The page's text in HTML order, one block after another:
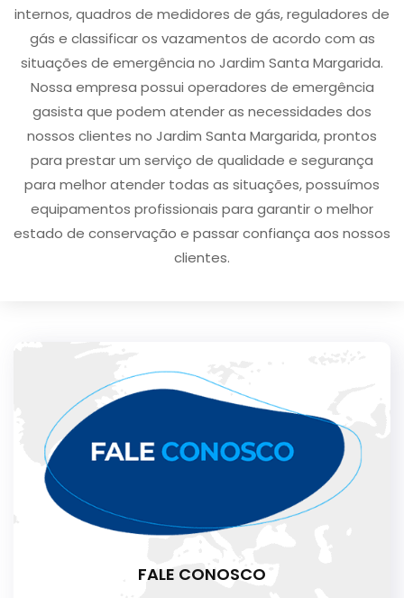
internos, quadros de medidores de gás, reguladores de
gás e classificar os vazamentos de acordo com as
situações de emergência no Jardim Santa Margarida.
Nossa empresa possui operadores de emergência
gasista que podem atender as necessidades dos
nossos clientes no Jardim Santa Margarida, prontos
para prestar um serviço de qualidade e segurança
para melhor atender todas as situações, possuímos
equipamentos profissionais para garantir o melhor
estado de conservação e passar confiança aos nossos
clientes.
FALE CONOSCO